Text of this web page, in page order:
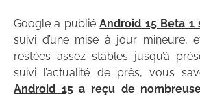
Google a publiéAndroid 15 Beta
suivi d’une mise à jour mineure,
restées assez stables jusqu’à
suivi l’actualité de près, vous
Android 15a reçu de